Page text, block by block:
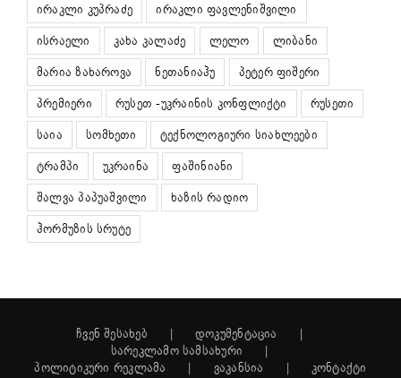
ირაკლი კუპრაძე
ირაკლი ფავლენიშვილი
ისრაელი
კახა კალაძე ლელო
ლიბანი
მარია ზახაროვა
ნეთანიაჰუ
პეტერ ფიშერი
პრემიერი
რუსეთ -უკრაინის კონფლიქტი
რუსეთი
საია
სომხეთი
ტექნოლოგიური სიახლეები
ტრამპი
უკრაინა
ფაშინიანი
შალვა პაპუაშვილი
ხაზის რადიო
ჰორმუზის სრუტე
ჩვენ შესახებ
დოკუმენტაცია
სარეკლამო სამსახური
პოლიტიკური რეკლამა
ვაკანსია კონტაქტი